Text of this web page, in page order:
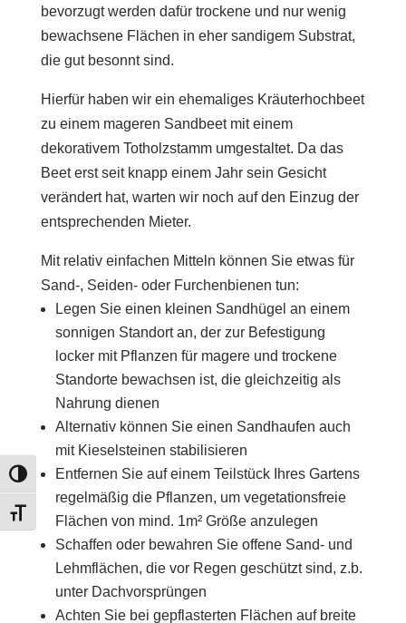
Toggle High Contrast
Toggle Font size
bevorzugt werden dafür trockene und nur wenig
bewachsene Flächen in eher sandigem Substrat,
die gut besonnt sind.
Hierfür haben wir ein ehemaliges Kräuterhochbeet
zu einem mageren Sandbeet mit einem
dekorativem Totholzstamm umgestaltet. Da das
Beet erst seit knapp einem Jahr sein Gesicht
verändert hat, warten wir noch auf den Einzug der
entsprechenden Mieter.
Mit relativ einfachen Mitteln können Sie etwas für
Sand-, Seiden- oder Furchenbienen tun:
Legen Sie einen kleinen Sandhügel an einem
sonnigen Standort an, der zur Befestigung
locker mit Pflanzen für magere und trockene
Standorte bewachsen ist, die gleichzeitig als
Nahrung dienen
Alternativ können Sie einen Sandhaufen auch
mit Kieselsteinen stabilisieren
Entfernen Sie auf einem Teilstück Ihres Gartens
regelmäßig die Pflanzen, um vegetationsfreie
Flächen von mind. 1m² Größe anzulegen
Schaffen oder bewahren Sie offene Sand- und
Lehmflächen, die vor Regen geschützt sind, z.b.
unter Dachvorsprüngen
Achten Sie bei gepflasterten Flächen auf breite